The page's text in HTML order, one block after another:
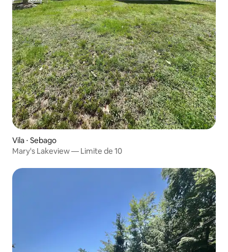
Vila ⋅ Sebago
Mary's Lakeview — Limite de 10